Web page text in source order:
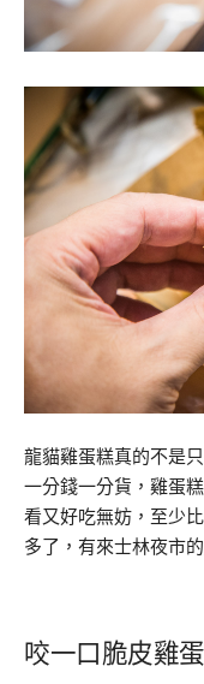
龍貓雞蛋糕真的不是
一分錢一分貨，雞蛋
看又好吃無妨，至少
多了，有來士林夜市
咬一口脆皮雞